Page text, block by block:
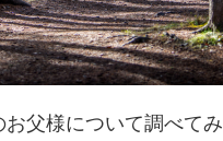
父様について調べてみ